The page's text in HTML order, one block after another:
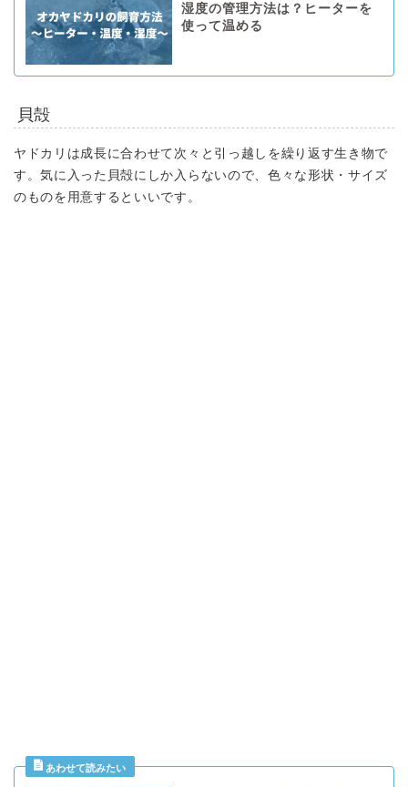
湿度の管理方法は？ヒーターを
使って温める
貝殻
ヤドカリは成長に合わせて次々と引っ越しを繰り返す生き物で
す。気に入った貝殻にしか入らないので、 色々な形状・サイズ
のものを用意するといいです。